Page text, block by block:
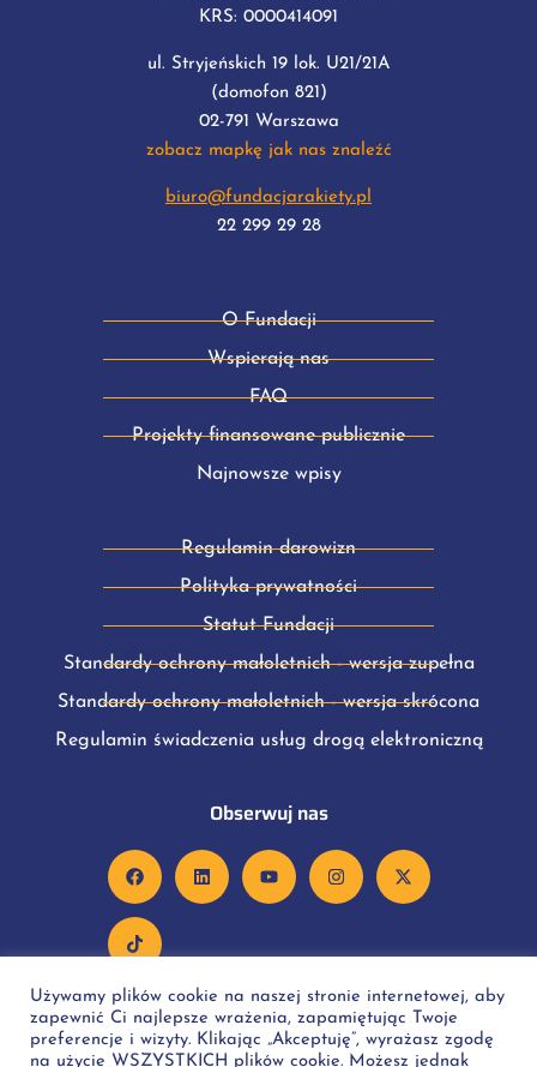
Używamy plików cookie na naszej stronie internetowej, aby
zapewnić Ci najlepsze wrażenia, zapamiętując Twoje
preferencje i wizyty. Klikając „Akceptuję”, wyrażasz zgodę
na użycie WSZYSTKICH plików cookie. Możesz jednak
KRS: 0000414091
ul. Stryjeńskich 19 lok. U21/21A
(domofon 821)
02-791 Warszawa
zobacz mapkę jak nas znaleźć
biuro@fundacjarakiety.pl
22 299 29 28
O Fundacji
Wspierają nas
FAQ
Projekty finansowane publicznie
Najnowsze wpisy
Regulamin darowizn
Polityka prywatności
Statut Fundacji
Standardy ochrony małoletnich - wersja zupełna
Standardy ochrony małoletnich - wersja skrócona
Regulamin świadczenia usług drogą elektroniczną
Obserwuj nas